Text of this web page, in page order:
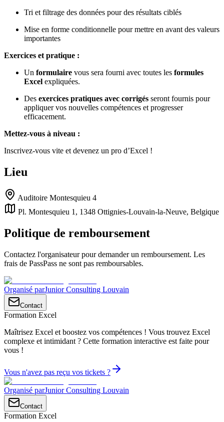
Tri et filtrage des données pour des résultats ciblés
Mise en forme conditionnelle pour mettre en avant des valeurs
importantes
Exercices et pratique :
Un formulaire vous sera fourni avec toutes les formules
Excel expliquées.
Des exercices pratiques avec corrigés seront fournis pour
appliquer vos nouvelles compétences et progresser
efficacement.
Mettez-vous à niveau :
Inscrivez-vous vite et devenez un pro d’Excel !
Lieu
Auditoire Montesquieu 4
Pl. Montesquieu 1, 1348 Ottignies-Louvain-la-Neuve, Belgique
Politique de remboursement
Contactez l'organisateur pour demander un remboursement. Les
frais de PassPass ne sont pas remboursables.
Organisé parJunior Consulting Louvain
Contact
Formation Excel
Maîtrisez Excel et boostez vos compétences ! Vous trouvez Excel
complexe et intimidant ? Cette formation interactive est faite pour
vous !
Vous n'avez pas reçu vos tickets ?
Organisé parJunior Consulting Louvain
Contact
Formation Excel